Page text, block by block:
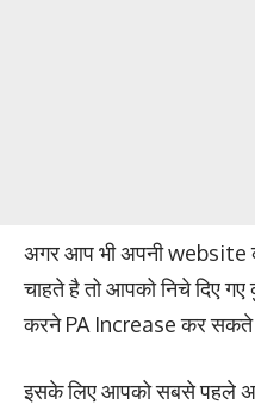
अगर आप भी अपनी website
चाहते है तो आपको निचे दिए
करने PA Increase कर सकते
इसके लिए आपको सबसे पहले